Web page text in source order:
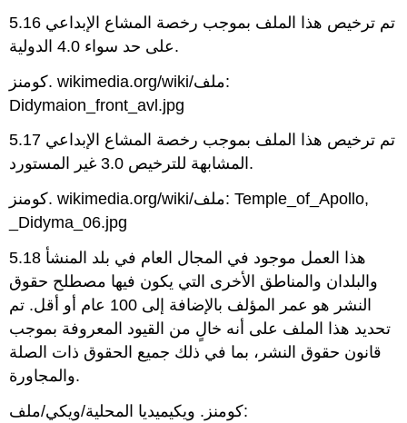
5.16 تم ترخيص هذا الملف بموجب رخصة المشاع الإبداعي
على حد سواء 4.0 الدولية.
كومنز. wikimedia.org/wiki/ملف:
Didymaion_front_avl.jpg
5.17 تم ترخيص هذا الملف بموجب رخصة المشاع الإبداعي
المشابهة للترخيص 3.0 غير المستورد.
كومنز. wikimedia.org/wiki/ملف: Temple_of_Apollo,
_Didyma_06.jpg
5.18 هذا العمل موجود في المجال العام في بلد المنشأ
والبلدان والمناطق الأخرى التي يكون فيها مصطلح حقوق
النشر هو عمر المؤلف بالإضافة إلى 100 عام أو أقل. تم
تحديد هذا الملف على أنه خالٍ من القيود المعروفة بموجب
قانون حقوق النشر، بما في ذلك جميع الحقوق ذات الصلة
والمجاورة.
كومنز. ويكيميديا المحلية/ويكي/ملف: